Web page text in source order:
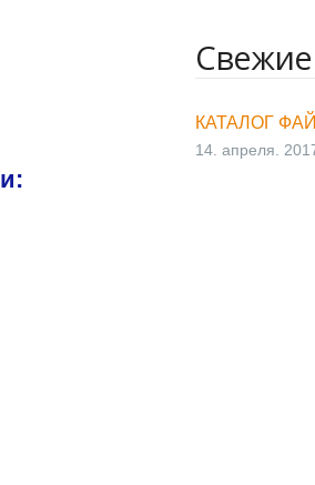
Свежие
КАТАЛОГ
14. апреля.